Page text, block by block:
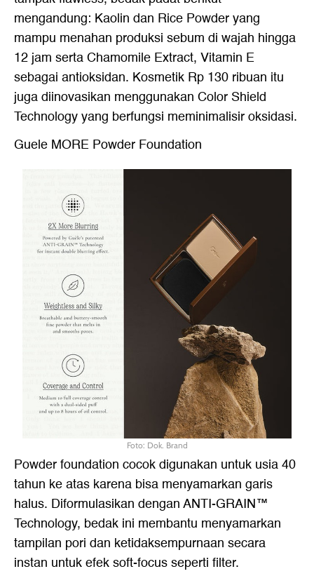
mengandung: Kaolin dan Rice Powder yang
mampu menahan produksi sebum di wajah hingga
12 jam serta Chamomile Extract, Vitamin E
sebagai antioksidan. Kosmetik Rp 130 ribuan itu
juga diinovasikan menggunakan Color Shield
Technology yang berfungsi meminimalisir oksidasi.
Guele MORE Powder Foundation
Foto: Dok. Brand
Powder foundation cocok digunakan untuk usia 40
tahun ke atas karena bisa menyamarkan garis
halus. Diformulasikan dengan ANTI-GRAIN™
Technology, bedak ini membantu menyamarkan
tampilan pori dan ketidaksempurnaan secara
instan untuk efek soft-focus seperti filter.